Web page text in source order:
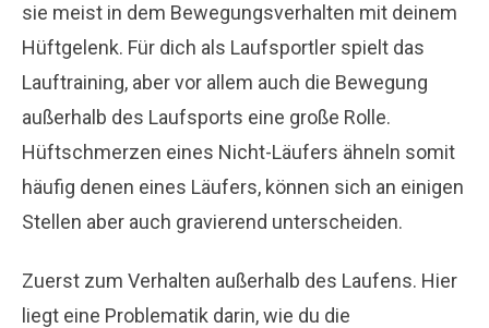
sie meist in dem Bewegungsverhalten mit deinem
Hüftgelenk. Für dich als Laufsportler spielt das
Lauftraining, aber vor allem auch die Bewegung
außerhalb des Laufsports eine große Rolle.
Hüftschmerzen eines Nicht-Läufers ähneln somit
häufig denen eines Läufers, können sich an einigen
Stellen aber auch gravierend unterscheiden.
Zuerst zum Verhalten außerhalb des Laufens. Hier
liegt eine Problematik darin, wie du die